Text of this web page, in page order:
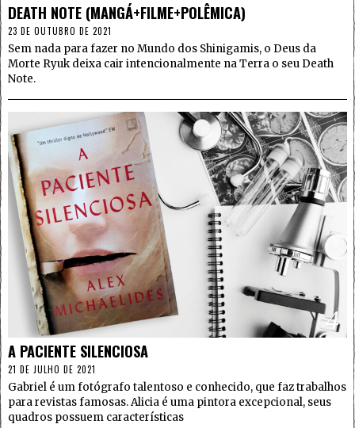
DEATH NOTE (MANGÁ+FILME+POLÊMICA)
23 DE OUTUBRO DE 2021
Sem nada para fazer no Mundo dos Shinigamis, o Deus da
Morte Ryuk deixa cair intencionalmente na Terra o seu Death
Note.
4
A PACIENTE SILENCIOSA
21 DE JULHO DE 2021
Gabriel é um fotógrafo talentoso e conhecido, que faz trabalhos
para revistas famosas. Alicia é uma pintora excepcional, seus
quadros possuem características